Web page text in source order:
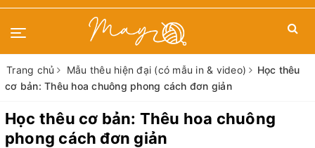
Trang chủ Mẫu thêu hiện đại (có mẫu in & video)
Học thêu
cơ bản: Thêu hoa chuông phong cách đơn giản
Học thêu cơ bản: Thêu hoa chuông
phong cách đơn giản